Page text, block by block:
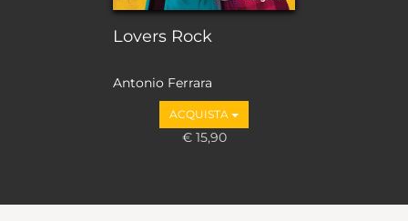
Lovers Rock
Antonio Ferrara
ACQUISTA
€ 15,90